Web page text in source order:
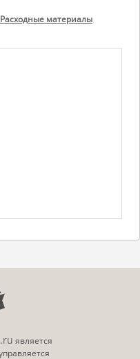
Расходные материалы
является